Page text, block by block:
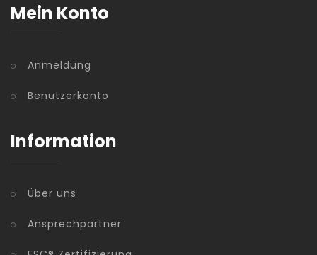
Mein Konto
Anmeldung
Benutzerkonto
Information
Über uns
Ansprechpartner